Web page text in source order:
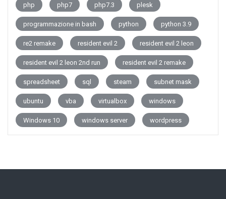
php php7 php7.3 plesk
programmazione in bash python python 3.9
re2 remake resident evil 2 resident evil 2 leon
resident evil 2 leon 2nd run resident evil 2 remake
spreadsheet sql steam subnet mask
ubuntu vba virtualbox windows
Windows 10 windows server wordpress